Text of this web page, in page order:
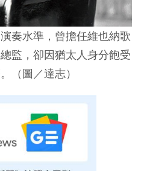
奏水準，曾擔任維也納歌
監，卻因猶太人身分飽受
（圖／達志）